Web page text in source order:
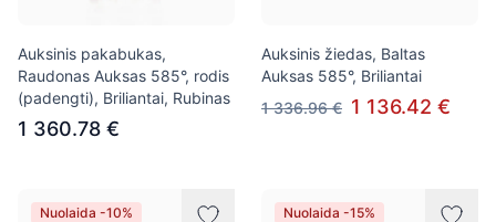
Auksinis pakabukas,
Raudonas Auksas 585°, rodis
(padengti), Briliantai, Rubinas
1 360.78 €
Auksinis žiedas, Baltas
Auksas 585°, Briliantai
1 336.96 € 1 136.42 €
Nuolaida -10% Nuolaida -15%